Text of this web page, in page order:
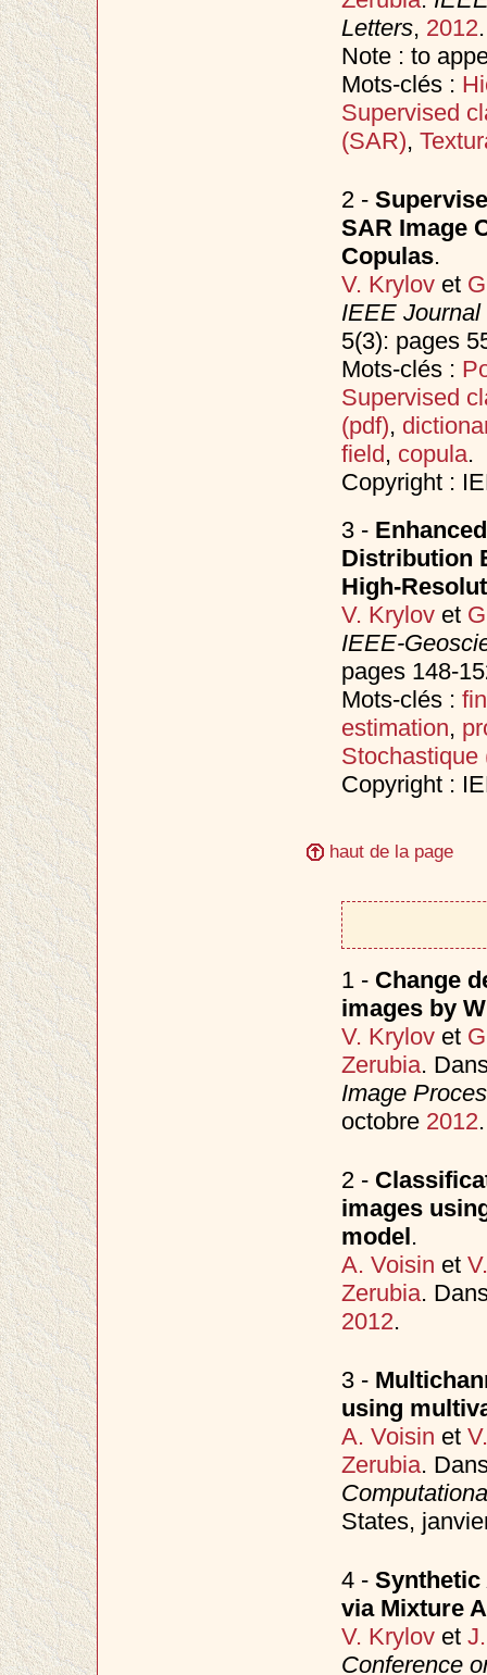
Letters, 2012.
Note : to
Mots-clés :
Supervised
(SAR),
2 -
SAR Image
Copulas.
V. Krylovet
IEEE
5(3): pages
Mots-clés :
Supervised
(pdf),
field, copula.
Copyright :
3 -
Distribution
High-
V. Krylovet
IEEE-
pages 148-
Mots-clés :
estimation,
Stochastique
Copyright :
haut de la page
1 - Change
images by
V. Krylovet
Zerubia.
Image
octobre 2012.
2 -
images
model.
A. Voisin et
Zerubia.
2012.
3 -
using
A. Voisin et
Zerubia.
States,
4 - Synthetic
via Mixture
V. Krylovet
Conference